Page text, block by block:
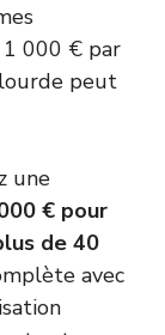
000 € par
peut
une
€ pour
de 40
avec